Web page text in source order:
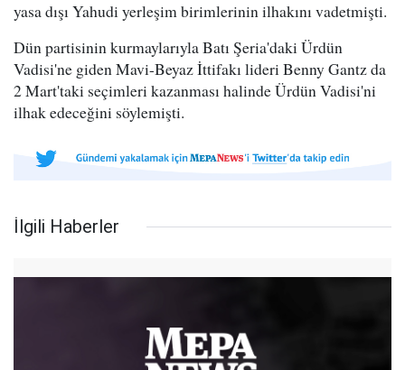
yasa dışı Yahudi yerleşim birimlerinin ilhakını vadetmişti.
Dün partisinin kurmaylarıyla Batı Şeria'daki Ürdün
Vadisi'ne giden Mavi-Beyaz İttifakı lideri Benny Gantz da
2 Mart'taki seçimleri kazanması halinde Ürdün Vadisi'ni
ilhak edeceğini söylemişti.
İlgili Haberler